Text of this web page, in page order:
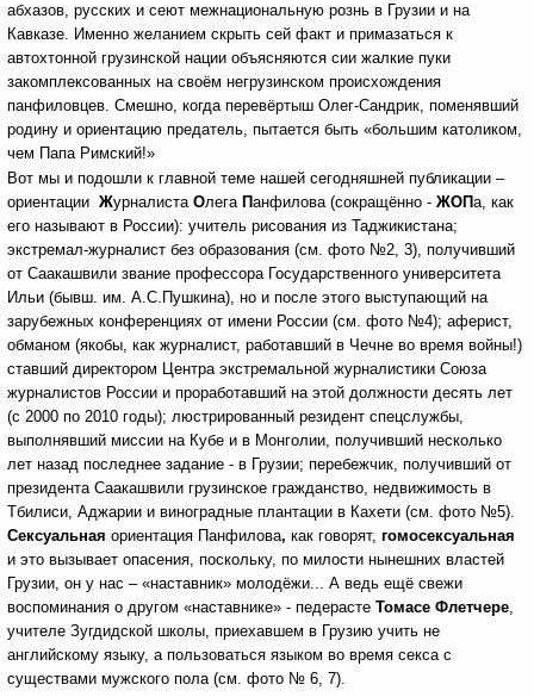
абхазов, русских и сеют межнациональную рознь в Грузии и на
Кавказе. Именно желанием скрыть сей факт и примазаться к
автохтонной грузинской нации объясняются сии жалкие пуки
закомплексованных на своём негрузинском происхождения
панфиловцев. Смешно, когда перевёртыш Олег-Сандрик, поменявший
родину и ориентацию предатель, пытается быть «большим католиком,
чем Папа Римский!»
Вот мы и подошли к главной теме нашей сегодняшней публикации –
ориентации ЖурналистаОлегаПанфилова (сокращённо - ЖОПа, как
его называют в России): учитель рисования из Таджикистана;
экстремал-журналист без образования (см. фото №2, 3), получивший
от Саакашвили звание профессора Государственного университета
Ильи (бывш. им. А.С.Пушкина), но и после этого выступающий на
зарубежных конференциях от имени России (см. фото №4); аферист,
обманом (якобы, как журналист, работавший в Чечне во время войны!)
ставший директором Центра экстремальной журналистики Союза
журналистов России и проработавший на этой должности десять лет
(с 2000 по 2010 годы); люстрированный резидент спецслужбы,
выполнявший миссии на Кубе и в Монголии, получивший несколько
лет назад последнее задание - в Грузии; перебежчик, получивший от
президента Саакашвили грузинское гражданство, недвижимость в
Тбилиси, Аджарии и виноградные плантации в Кахети (см. фото №5).
Сексуальная ориентация Панфилова, как говорят, гомосексуальная
и это вызывает опасения, поскольку, по милости нынешних властей
Грузии, он у нас – «наставник» молодёжи... А ведь ещё свежи
воспоминания о другом «наставнике» - педерасте Томасе Флетчере,
учителе Зугдидской школы, приехавшем в Грузию учить не
английскому языку, а пользоваться языком во время секса с
существами мужского пола (см. фото № 6, 7).